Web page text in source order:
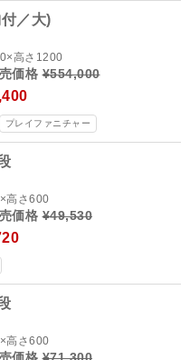
／大)
高さ1200
価格¥554,000
プレイファニチャー
高さ600
価格¥49,530
高さ600